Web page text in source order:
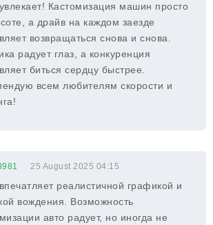
Кастомизация машин просто
а драйв на каждом заезде
возвращаться снова и снова.
радует глаз, а конкуренция
биться сердцу быстрее.
всем любителям скорости и
25 August 2025 04:15
реалистичной графикой и
вождения. Возможность
авто радует, но иногда не